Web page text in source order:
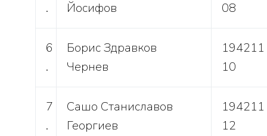
.
Йосифов
08
6
.
Борис Здравков
Чернев
194211
10
7
.
Сашо Станиславов
Георгиев
194211
12